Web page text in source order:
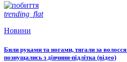
trending_flat
Новини
Били руками та ногами, тягали за
познущались з дівчини-підлітка (відео)